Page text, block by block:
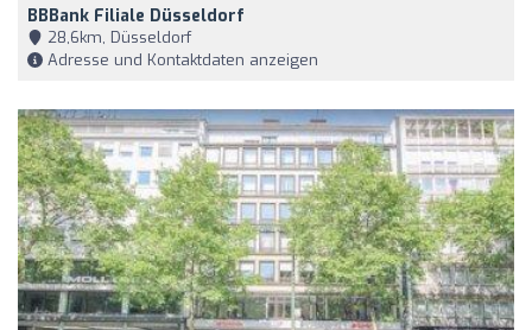
BBBank Filiale Düsseldorf
28,6km, Düsseldorf
Adresse und Kontaktdaten anzeigen